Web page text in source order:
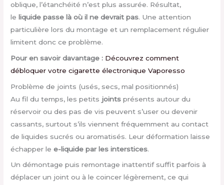
oblique, l’étanchéité n’est plus assurée. Résultat,
le liquide passe là où il ne devrait pas. Une attention
particulière lors du montage et un remplacement régulier
limitent donc ce problème.
Pour en savoir davantage : Découvrez comment
débloquer votre cigarette électronique Vaporesso
Problème de joints (usés, secs, mal positionnés)
Au fil du temps, les petits joints présents autour du
réservoir ou des pas de vis peuvent s’user ou devenir
cassants, surtout s’ils viennent fréquemment au contact
de liquides sucrés ou aromatisés. Leur déformation laisse
échapper lee-liquide par les interstices.
Un démontage puis remontage inattentif suffit parfois à
déplacer un joint ou à le coincer légèrement, ce qui